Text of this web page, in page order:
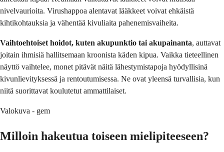
nivelvaurioita. Virushappoa alentavat lääkkeet voivat ehkäistä
kihtikohtauksia ja vähentää kivuliaita pahenemisvaiheita.
Vaihtoehtoiset hoidot, kuten akupunktio tai akupainanta, auttavat
joitain ihmisiä hallitsemaan kroonista käden kipua. Vaikka tieteellinen
näyttö vaihtelee, monet pitävät näitä lähestymistapoja hyödyllisinä
kivunlievityksessä ja rentoutumisessa. Ne ovat yleensä turvallisia, kun
niitä suorittavat koulutetut ammattilaiset.
Valokuva - gem
Milloin hakeutua toiseen mielipiteeseen?